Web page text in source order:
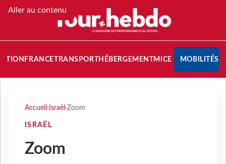
Aller au contenu
FRANCETRANSPORT HÉBERGEMENTMICE MOBILITÉS
Accueil › Israël ›Zoom
ISRAËL
Zoom